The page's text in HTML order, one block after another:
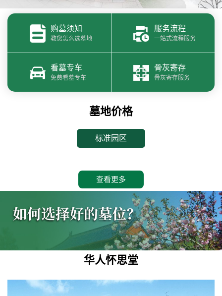
购墓须知
教您怎么选墓地
服务流程
一站式流程服务
看墓专车
免费看墓专车
骨灰寄存
骨灰寄存服务
墓地价格
标准园区
查看更多
华人怀思堂